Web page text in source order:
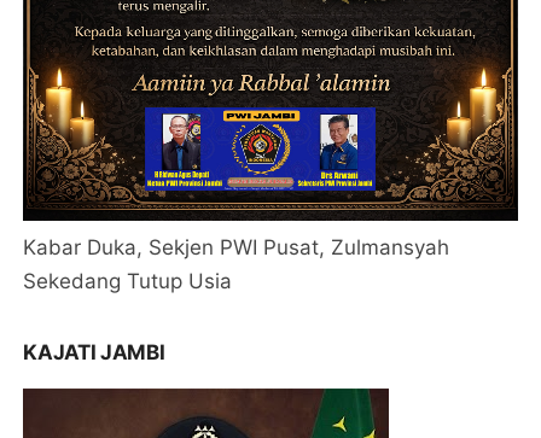
Kabar Duka, Sekjen PWI Pusat, Zulmansyah
Sekedang Tutup Usia
KAJATI JAMBI